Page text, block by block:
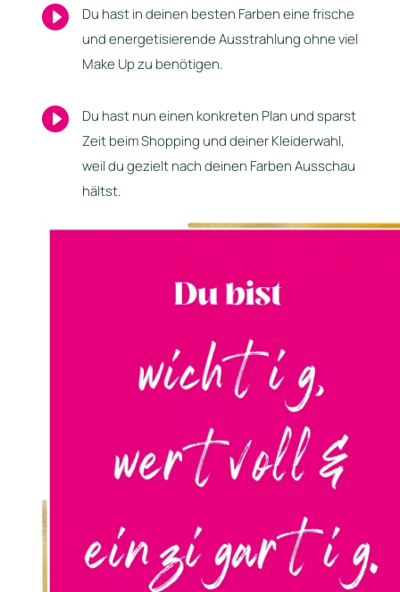

Du hast in deinen besten Farben eine frische
und energetisierende Ausstrahlung ohne viel
Make Up zu benötigen.

Du hast nun einen konkreten Plan und sparst
Zeit beim Shopping und deiner Kleiderwahl,
weil du gezielt nach deinen Farben Ausschau
hältst.